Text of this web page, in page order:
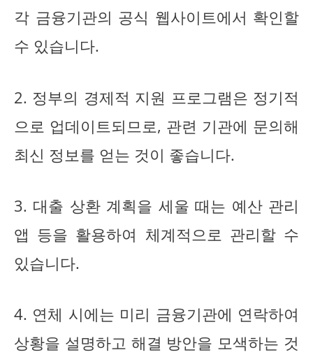
각 금융기관의 공식 웹사이트에서 확인할
수 있습니다.
2. 정부의 경제적 지원 프로그램은 정기적
으로 업데이트되므로, 관련 기관에 문의해
최신 정보를 얻는 것이 좋습니다.
3. 대출 상환 계획을 세울 때는 예산 관리
앱 등을 활용하여 체계적으로 관리할 수
있습니다.
4. 연체 시에는 미리 금융기관에 연락하여
상황을 설명하고 해결 방안을 모색하는 것